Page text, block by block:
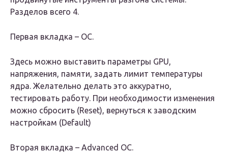
Разделов всего 4.
Первая вкладка – OC.
Здесь можно выставить параметры GPU,
напряжения, памяти, задать лимит температуры
ядра. Желательно делать это аккуратно,
тестировать работу. При необходимости изменения
можно сбросить (Reset), вернуться к заводским
настройкам (Default)
Вторая вкладка – Advanced OC.